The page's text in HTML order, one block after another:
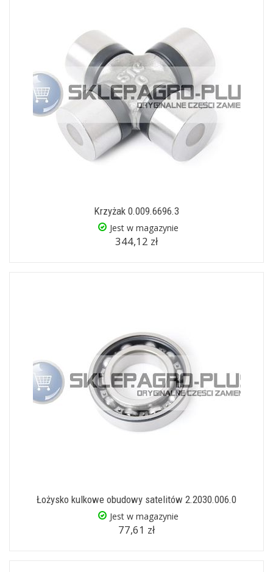
Krzyżak 0.009.6696.3
Jest w magazynie
344,12 zł
Łożysko kulkowe obudowy satelitów 2.2030.006.0
Jest w magazynie
77,61 zł